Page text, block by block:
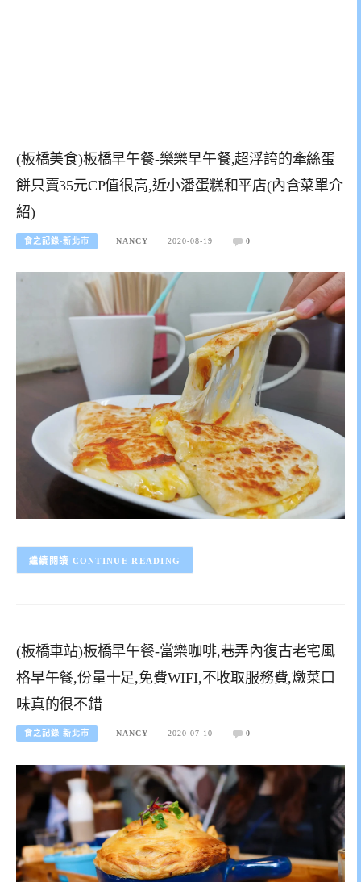
(板橋美食)板橋早午餐-樂樂早午餐,超浮誇的牽絲蛋
餅只賣35元CP值很高,近小潘蛋糕和平店(內含菜單介
紹)
食之記錄-新北市 NANCY 2020-08-19 0
CONTINUE READING
(板橋車站)板橋早午餐-當樂咖啡,巷弄內復古老宅風
格早午餐,份量十足,免費WIFI,不收取服務費,燉菜口
味真的很不錯
食之記錄-新北市 NANCY 2020-07-10 0